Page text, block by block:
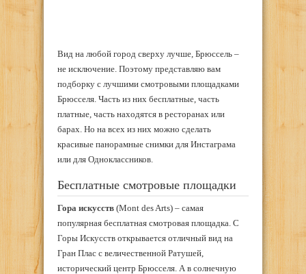
Вид на любой город сверху лучше, Брюссель –
не исключение. Поэтому представляю вам
подборку с лучшими смотровыми площадками
Брюсселя. Часть из них бесплатные, часть
платные, часть находятся в ресторанах или
барах. Но на всех из них можно сделать
красивые панорамные снимки для Инстаграма
или для Одноклассников.
Бесплатные смотровые площадки
Гора искусств (Mont des Arts) – самая
популярная бесплатная смотровая площадка. С
Горы Искусств открывается отличный вид на
Гран Плас с величественной Ратушей,
исторический центр Брюсселя. А в солнечную